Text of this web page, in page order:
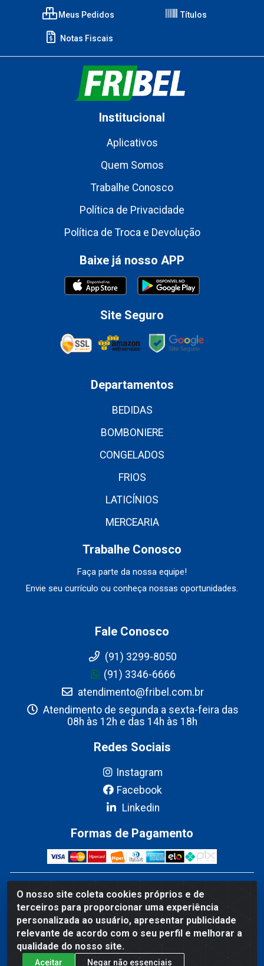
O nosso site coleta cookies próprios e de
terceiros para proporcionar uma experiência
personalizada ao usuário, apresentar publicidade
relevante de acordo com o seu perfil e melhorar a
qualidade do nosso site.
Aceitar Negar não essenciais
Meus Pedidos Títulos
Notas Fiscais
Institucional
Aplicativos
Quem Somos
Trabalhe Conosco
Política de Privacidade
Política de Troca e Devolução
Baixe já nosso APP
Site Seguro
Departamentos
BEDIDAS
BOMBONIERE
CONGELADOS
FRIOS
LATICÍNIOS
MERCEARIA
Trabalhe Conosco
Faça parte da nossa equipe!
Envie seu currículo ou conheça nossas oportunidades.
Fale Conosco
(91) 3299-8050
(91) 3346-6666
atendimento@fribel.com.br
Atendimento de segunda a sexta-feira das
08h às 12h e das 14h às 18h
Redes Sociais
Instagram
Facebook
Linkedin
Formas de Pagamento
Fribel Comercio de Alimentos LTDA - Travessa Pedro
Marques de Mesquita, 707 - Bairro Centro, Marituba/PA -
CEP 67200-000 - CNPJ 06.035.543/0001-20